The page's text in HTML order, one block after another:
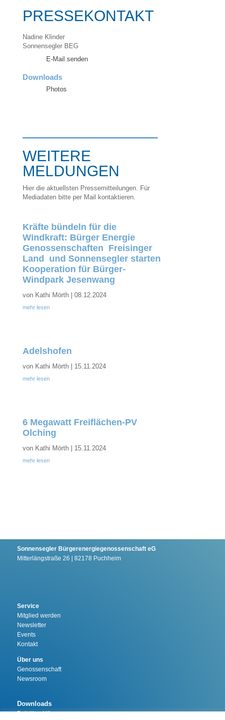
PRESSEKONTAKT
Nadine Klinder
Sonnensegler BEG
E-Mail senden
Downloads
Photos
WEITERE
MELDUNGEN
Hier die aktuellsten Pressemitteilungen. Für
Mediadaten bitte per Mail kontaktieren.
Kräfte bündeln für die
Windkraft: Bürger Energie
Genossenschaften Freisinger
Land und Sonnensegler starten
Kooperation für Bürger-
Windpark Jesenwang
von Kathi Mörth| 08.12.2024
mehr lesen
Adelshofen
von Kathi Mörth| 15.11.2024
mehr lesen
6 Megawatt Freiflächen-PV
Olching
von Kathi Mörth| 15.11.2024
mehr lesen
Sonnensegler Bürgerenergiegenossenschaft eG
Mitterlängstraße 26 | 82178 Puchheim
Service
Mitglied werden
Newsletter
Events
Kontakt
Über uns
Genossenschaft
Newsroom
Downloads
Beitrittserklärung